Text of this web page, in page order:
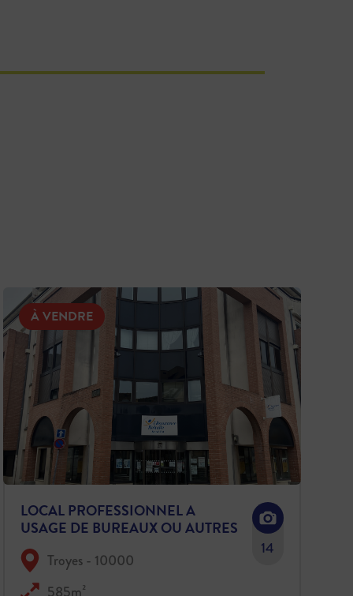
À VENDRE
LOCAL PROFESSIONNEL A
USAGE DE BUREAUX OU AUTRES
POTENTIELS DIFFERENTS
Troyes - 10000
585m²
14